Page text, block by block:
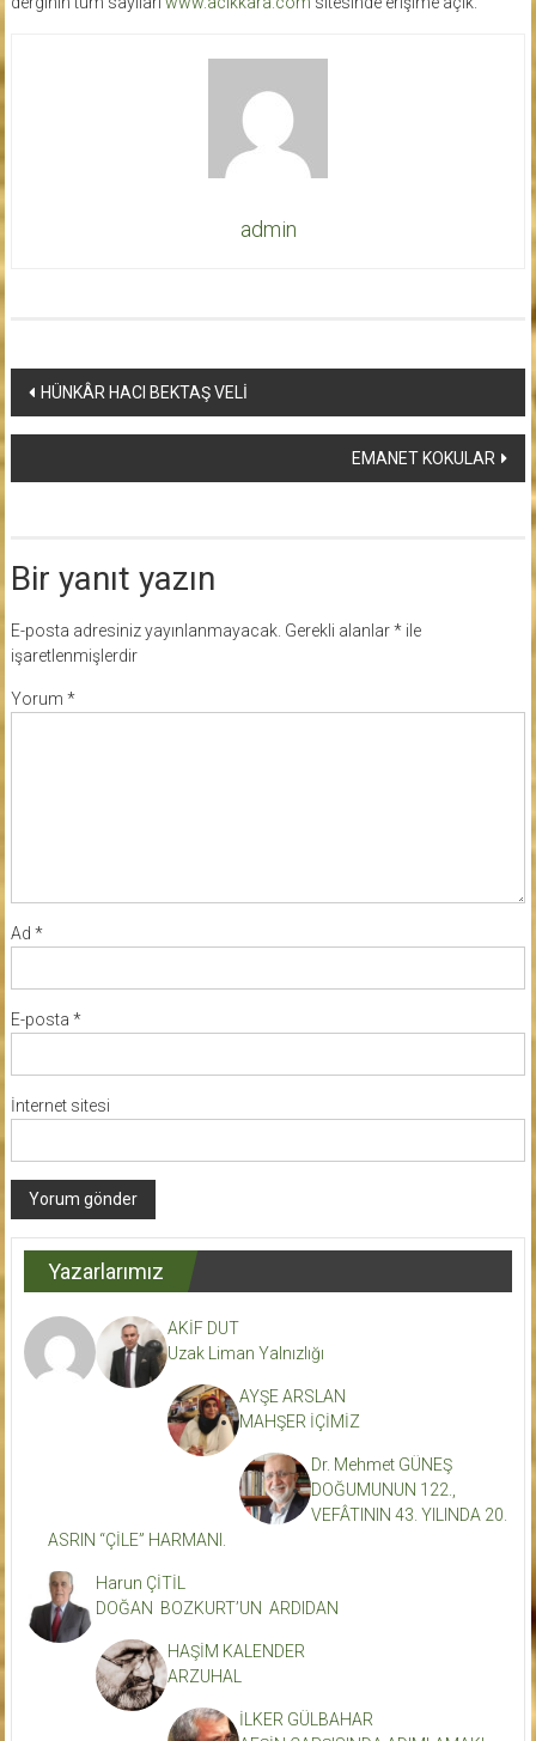
admin
Yazı
dolaşımı
HÜNKÂR HACI BEKTAŞ VELİ
EMANET KOKULAR
Bir yanıt yazın
E-posta adresiniz yayınlanmayacak. Gerekli alanlar*ile
işaretlenmişlerdir
Yorum *
Ad *
E-posta *
İnternet sitesi
Yazarlarımız
AKİF DUT
Uzak Liman Yalnızlığı
AYŞE ARSLAN
MAHŞER İÇİMİZ
Dr. Mehmet GÜNEŞ
DOĞUMUNUN 122.,
VEFÂTININ 43. YILINDA 20.
ASRIN “ÇİLE” HARMANI.
Harun ÇİTİL
DOĞAN BOZKURT’UN ARDIDAN
HAŞİM KALENDER
ARZUHAL
İLKER GÜLBAHAR